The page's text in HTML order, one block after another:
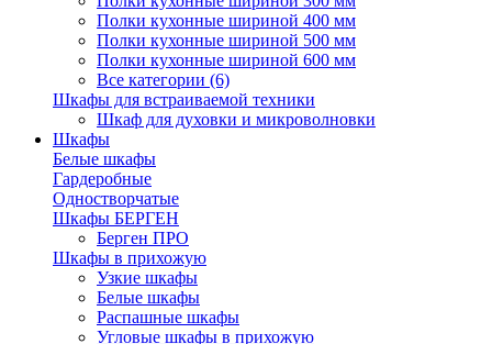
Полки кухонные шириной 400 мм
Полки кухонные шириной 500 мм
Полки кухонные шириной 600 мм
Все категории (6)
Шкафы для встраиваемой техники
Шкаф для духовки и микроволновки
Шкафы
Белые шкафы
Гардеробные
Одностворчатые
Шкафы БЕРГЕН
Берген ПРО
Шкафы в прихожую
Узкие шкафы
Белые шкафы
Распашные шкафы
Угловые шкафы в прихожую